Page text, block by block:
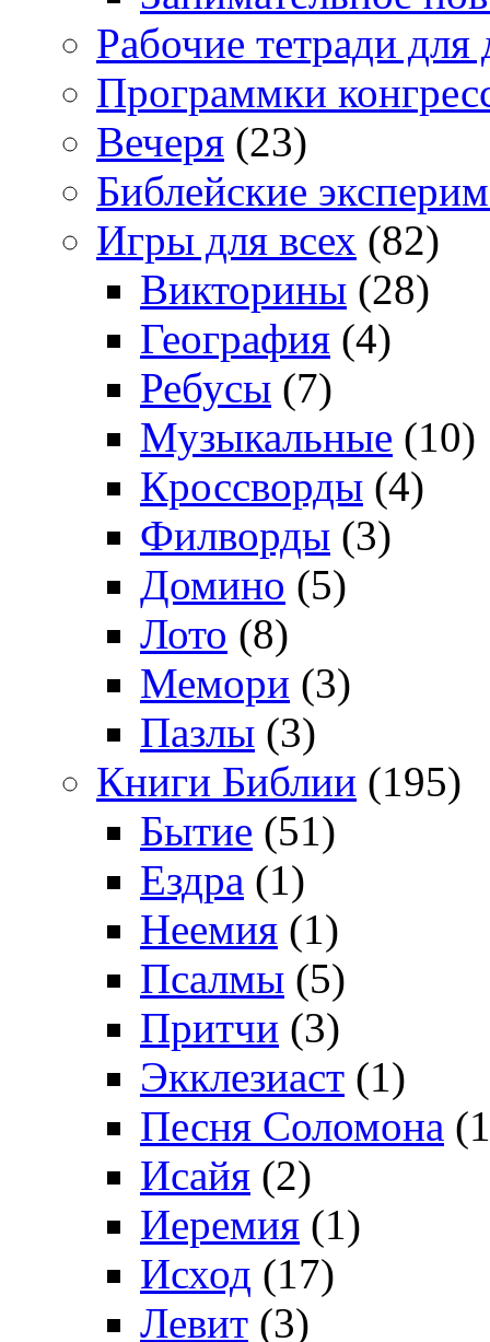
Рабочие тетради для
Программки
Вечеря (23)
Библейские
Игры для всех (82)
Викторины (28)
География (4)
Ребусы (7)
Музыкальные (10)
Кроссворды (4)
Филворды (3)
Домино (5)
Лото (8)
Мемори (3)
Пазлы (3)
Книги Библии (195)
Бытие (51)
Ездра (1)
Неемия (1)
Псалмы (5)
Притчи (3)
Экклезиаст (1)
Песня Соломона
Исайя (2)
Иеремия (1)
Исход (17)
Левит (3)